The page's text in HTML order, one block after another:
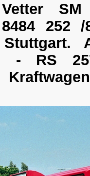
SM
8484 252
- RS